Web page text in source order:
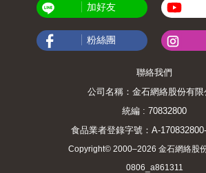
加好友
粉絲團
聯絡我們
公司名稱：金石網絡股份有限
統編 : 70832800
食品業者登錄字號：A-
Copyright© 2000–2026 金石網絡股
0806_a861311